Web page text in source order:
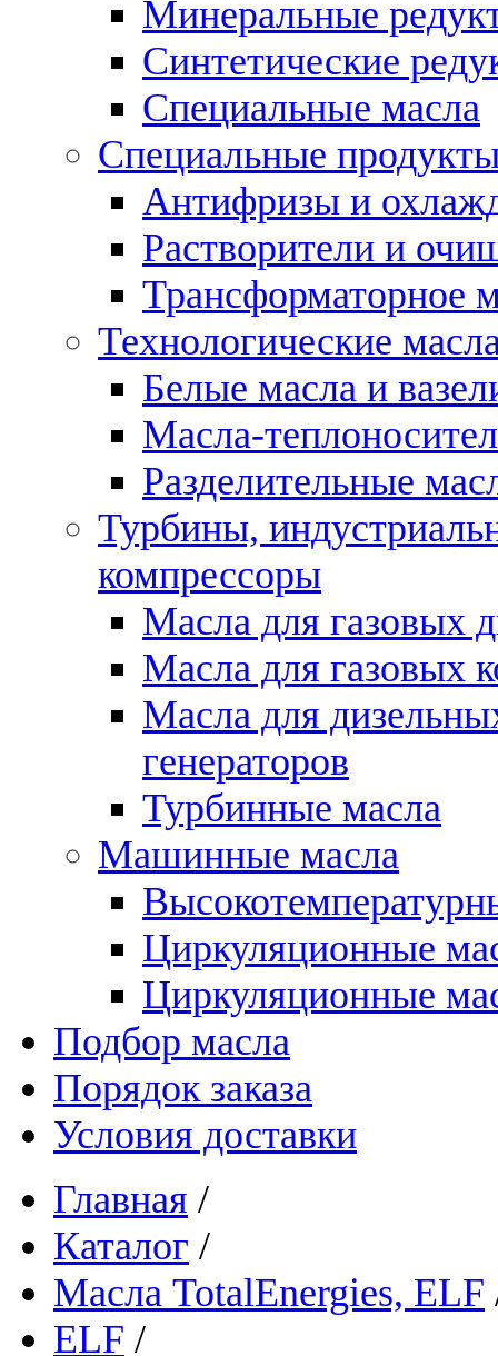
Минеральные
Синтетические
Специальные масла
Специальные
Антифризы и
Растворители и
Трансформаторное
Технологические
Белые масла и
Масла-
Разделительные
Турбины,
компрессоры
Масла для газовых
Масла для газовых
Масла для
генераторов
Турбинные масла
Машинные масла
Циркуляционные
Циркуляционные
Подбор масла
Порядок заказа
Условия доставки
Главная /
Каталог /
Масла TotalEnergies, ELF
ELF /